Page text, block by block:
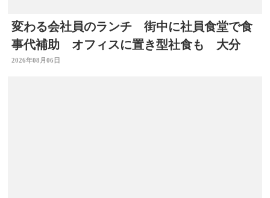
変わる会社員のランチ 街中に社員食堂で食
事代補助 オフィスに置き型社食も 大分
2026年08月06日